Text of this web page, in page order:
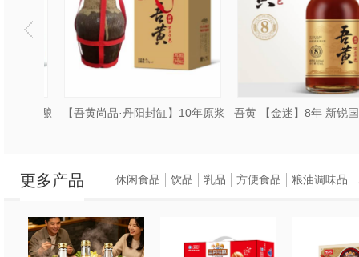
【吾黄尚品·丹阳封缸】10年原浆
更多产品 休闲食品 饮品 乳品 方便食品 粮油调味品